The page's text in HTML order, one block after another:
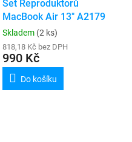
Set Reproduktorů
MacBook Air 13" A2179
Skladem (2 ks)
818,18 Kč bez DPH
990 Kč
Do košíku